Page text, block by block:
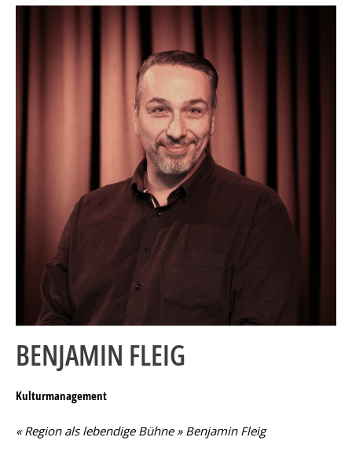
BENJAMIN FLEIG
Kulturmanagement
« Region als lebendige Bühne » Benjamin Fleig